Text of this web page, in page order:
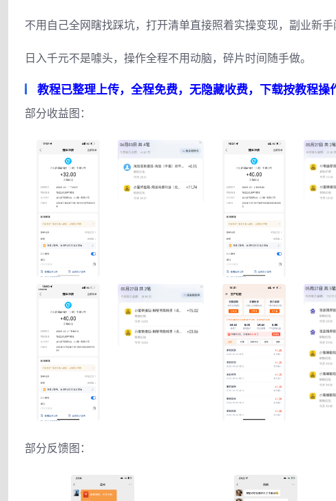
不用自己全网瞎找踩坑，打开清单直接照着实操变现，副业新手
日入千元不是噱头，操作全程不用动脑，碎片时间随手做。
教程已整理上传，全程免费，无隐藏收费，下载按教程操
部分收益图：
部分反馈图：